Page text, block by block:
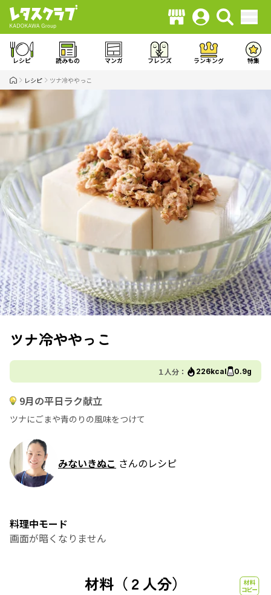
レシピ 読みもの マンガ フレンズ ランキング 特集
レシピ ツナ冷ややっこ
ツナ冷ややっこ
１人分： 226kcal 0.9g
9月の平日ラク献立
ツナにごまや青のりの風味をつけて
みないきぬこ さんのレシピ
料理中モード
画面が暗くなりません
材料（２人分）